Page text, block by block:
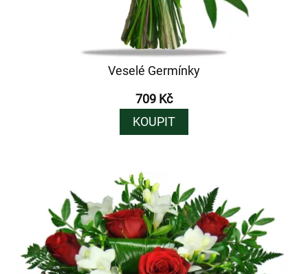
Veselé Germínky
709 Kč
KOUPIT